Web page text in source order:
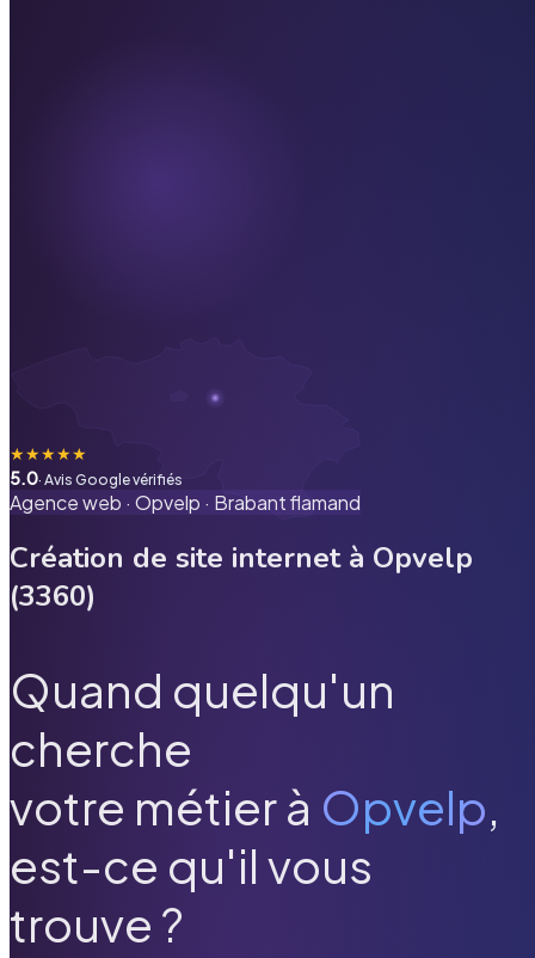
★★★★★
5.0· Avis Google vérifiés
Agence web · Opvelp · Brabant flamand
Création de site internet à Opvelp
(3360)
Quand quelqu'un
cherche
votre métier à Opvelp,
est-ce qu'il vous
trouve ?